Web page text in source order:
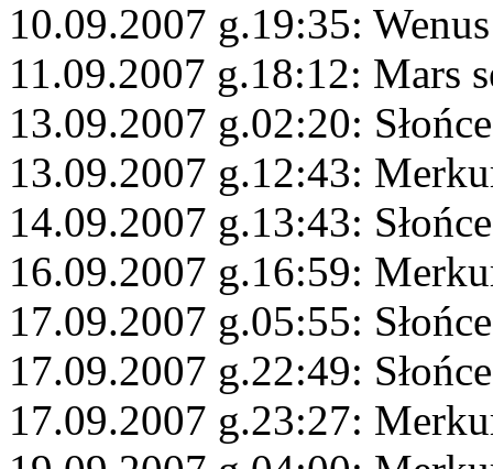
10.09.2007 g.19:35:
11.09.2007 g.18:12: Mars
13.09.2007 g.02:20:
13.09.2007 g.12:43:
14.09.2007 g.13:43:
16.09.2007 g.16:59:
17.09.2007 g.05:55:
17.09.2007 g.22:49:
17.09.2007 g.23:27: